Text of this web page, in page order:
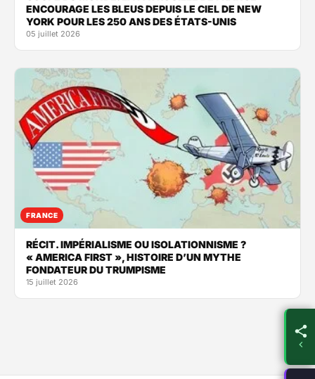
ENCOURAGE LES BLEUS DEPUIS LE CIEL DE NEW
YORK POUR LES 250 ANS DES ÉTATS-UNIS
05 juillet 2026
FRANCE
RÉCIT. IMPÉRIALISME OU ISOLATIONNISME ?
« AMERICA FIRST », HISTOIRE D’UN MYTHE
FONDATEUR DU TRUMPISME
15 juillet 2026